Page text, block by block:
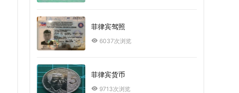
菲律宾驾照
6037次浏览
菲律宾货币
9713次浏览